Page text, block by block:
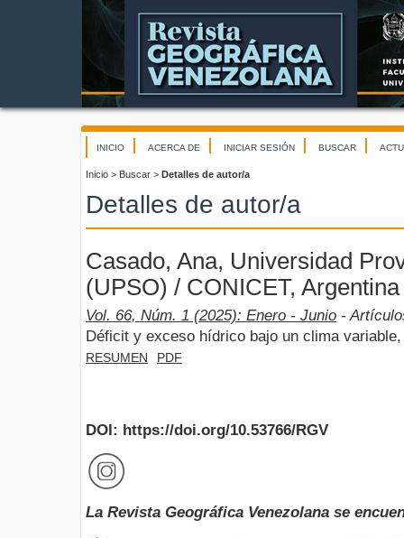
INICIO ACERCA DE INICIAR SESIÓN BUSCAR
Inicio > Buscar > Detalles de autor/a
Detalles de autor/a
Casado, Ana, Universidad
(UPSO) / CONICET, Argentina
Vol. 66, Núm. 1 (2025): Enero - Junio -
Déficit y exceso hídrico bajo un clima
RESUMEN PDF
DOI: https://doi.org/10.53766/RGV
La Revista Geográfica Venezolana se